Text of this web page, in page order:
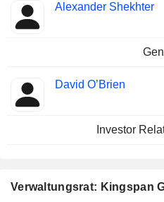
Alexander Shekhter
David O’Brien
Investor
Verwaltungsrat: Kingspan